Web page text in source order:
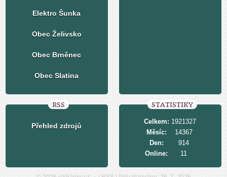
Elektro Šunka
Obec Želivsko
Obec Brněnec
Obec Slatina
RSS
Přehled zdrojů
STATISTIKY
Online: 11
Celkem: 1921327
Měsíc:
14367
Den:
914